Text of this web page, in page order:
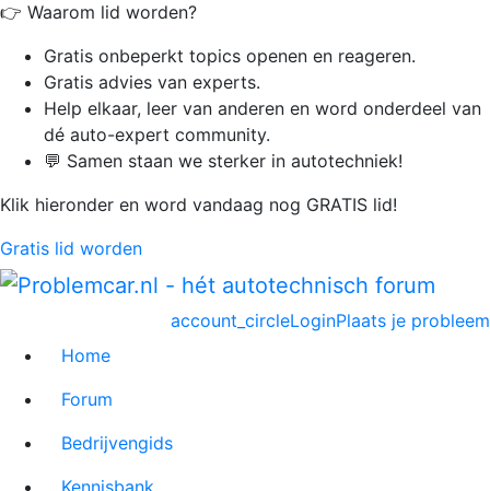
👉 Waarom lid worden?
Gratis onbeperkt topics openen en reageren.
Gratis advies van experts.
Help elkaar, leer van anderen en word onderdeel van
dé auto-expert community.
💬 Samen staan we sterker in autotechniek!
Klik hieronder en word vandaag nog GRATIS lid!
Gratis lid worden
Plaats je probleem
account_circleLogin
Home
Forum
Bedrijvengids
Kennisbank